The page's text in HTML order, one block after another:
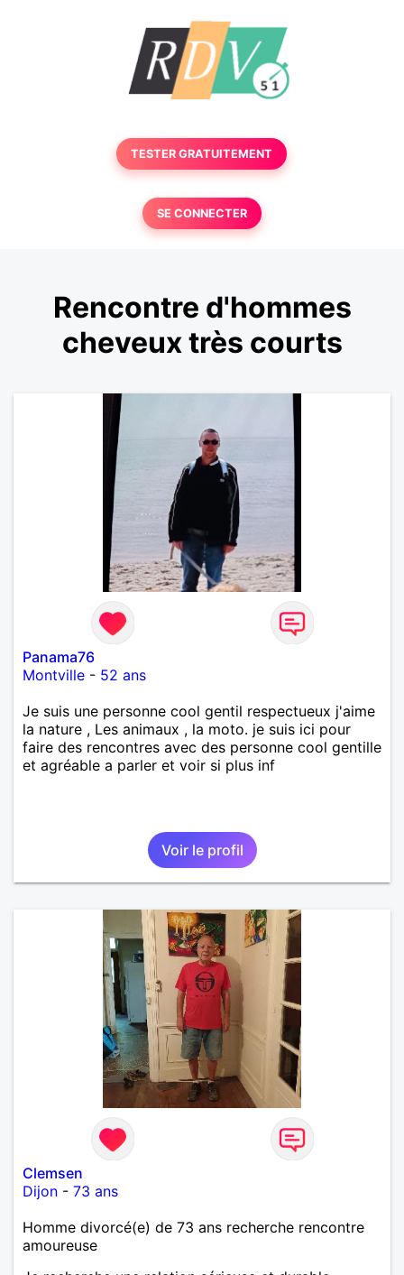
TESTER GRATUITEMENT
SE CONNECTER
Rencontre d'hommes
cheveux très courts
Panama76
Montville - 52 ans
Je suis une personne cool gentil respectueux j'aime
la nature , Les animaux , la moto. je suis ici pour
faire des rencontres avec des personne cool gentille
et agréable a parler et voir si plus inf
Voir le profil
Clemsen
Dijon - 73 ans
Homme divorcé(e) de 73 ans recherche rencontre
amoureuse